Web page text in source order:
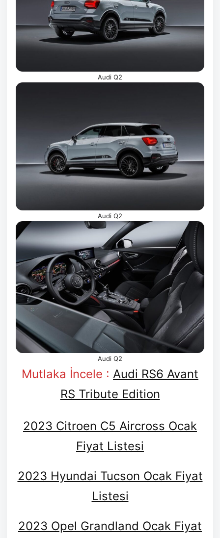
Audi Q2
Audi Q2
Audi Q2
Mutlaka İncele : Audi RS6 Avant
RS Tribute Edition
2023 Citroen C5 Aircross Ocak
Fiyat Listesi
2023 Hyundai Tucson Ocak Fiyat
Listesi
2023 Opel Grandland Ocak Fiyat